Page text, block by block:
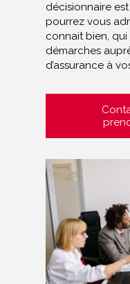
décisionnaire
pourrez vous
connait bien,
démarches
d’assurance à